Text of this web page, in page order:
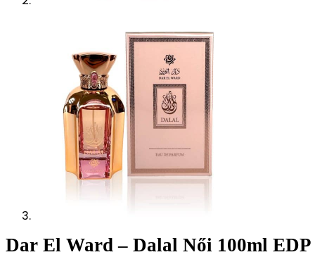
Dar El Ward – Dalal Női 100ml EDP